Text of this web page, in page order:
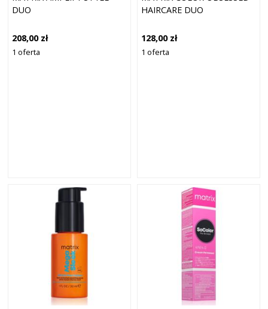
DUO
208,00 zł
1 oferta
HAIRCARE DUO
128,00 zł
1 oferta